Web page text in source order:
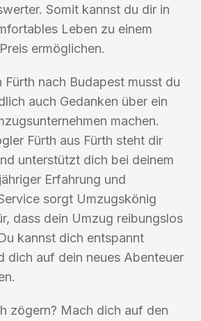
Somit kannst du dir in
Leben zu einem
ermöglichen.
Fürth nach Budapest musst du
auch Gedanken über ein
machen.
Fürth aus Fürth steht dir
unterstützt dich bei deinem
Erfahrung und
sorgt Umzugskönig
dass dein Umzug reibungslos
kannst dich entspannt
dich auf dein neues Abenteuer
zögern? Mach dich auf den